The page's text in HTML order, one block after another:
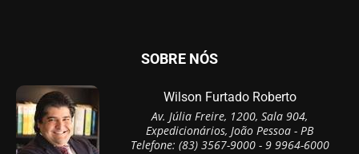
SOBRE NÓS
Wilson Furtado Roberto
Av. Júlia Freire, 1200, Sala 904,
Expedicionários, João Pessoa - PB
Telefone: (83) 3567-9000 - 9 9964-6000